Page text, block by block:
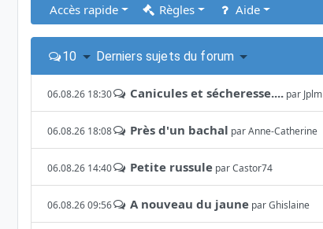
Accès rapide Règles Aide
10 Derniers sujets du forum
06.08.26 18:30 Canicules et sécheresse.... par Jplm
06.08.26 18:08 Près d'un bachal parAnne-Catherine
06.08.26 14:40 Petite russule parCastor74
06.08.26 09:56 A nouveau du jaune parGhislaine